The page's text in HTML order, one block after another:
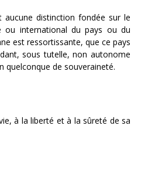
distinction fondée sur le
ou international du pays ou du
est ressortissante, que ce pays
sous tutelle, non autonome
quelconque de souveraineté.
à la liberté et à la sûreté de sa